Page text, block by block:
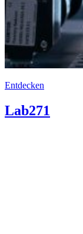
Entdecken
Lab271